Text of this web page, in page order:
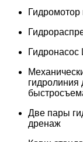
Гидронасос
гидролиния
Две пары
дренаж